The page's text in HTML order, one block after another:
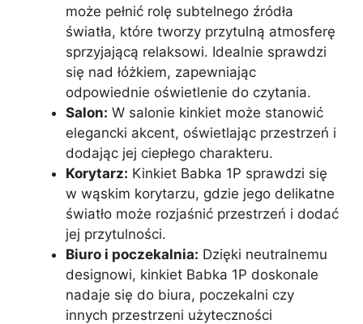
może pełnić rolę subtelnego źródła
światła, które tworzy przytulną atmosferę
sprzyjającą relaksowi. Idealnie sprawdzi
się nad łóżkiem, zapewniając
odpowiednie oświetlenie do czytania.
Salon: W salonie kinkiet może stanowić
elegancki akcent, oświetlając przestrzeń i
dodając jej ciepłego charakteru.
Korytarz: Kinkiet Babka 1P sprawdzi się
w wąskim korytarzu, gdzie jego delikatne
światło może rozjaśnić przestrzeń i dodać
jej przytulności.
Biuro i poczekalnia: Dzięki neutralnemu
designowi, kinkiet Babka 1P doskonale
nadaje się do biura, poczekalni czy
innych przestrzeni użyteczności